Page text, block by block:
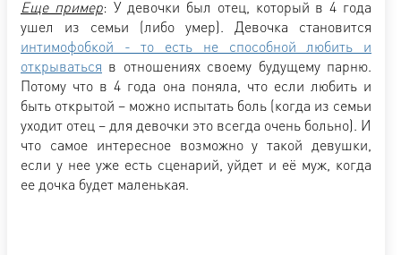
Еще пример: У девочки был отец, который в 4 года
ушел из семьи (либо умер). Девочка становится
интимофобкой - то есть не способной любить и
открываться в отношениях своему будущему парню.
Потому что в 4 года она поняла, что если любить и
быть открытой – можно испытать боль (когда из семьи
уходит отец – для девочки это всегда очень больно). И
что самое интересное возможно у такой девушки,
если у нее уже есть сценарий, уйдет и её муж, когда
ее дочка будет маленькая.